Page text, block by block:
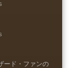
ード・ファンの